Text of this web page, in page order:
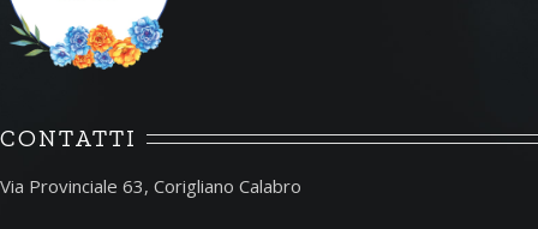
CONTATTI
Via Provinciale 63, Corigliano Calabro